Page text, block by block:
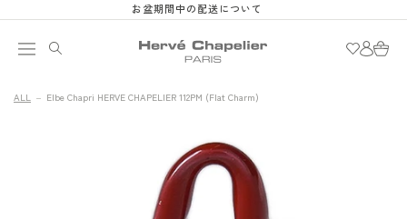
Skip to
お盆期間中の配送について
in
Cart
ALL Elbe Chapri HERVE CHAPELIER 112PM (Flat Charm)